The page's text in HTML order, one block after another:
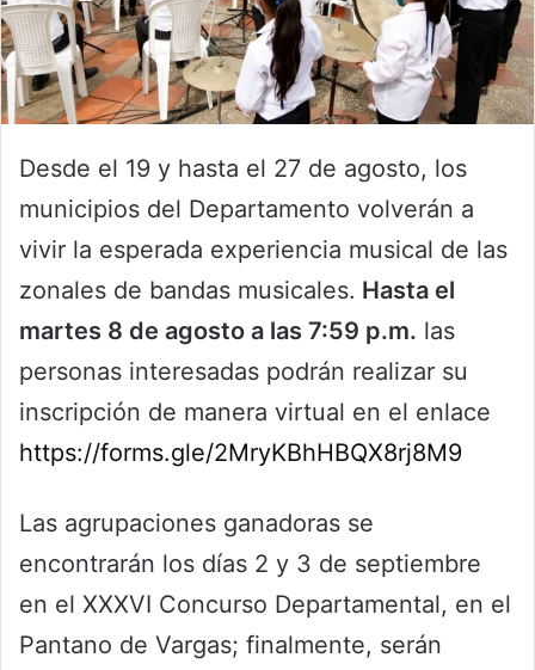
Desde el 19 y hasta el 27 de agosto, los
municipios del Departamento volverán a
vivir la esperada experiencia musical de las
zonales de bandas musicales. Hasta el
martes 8 de agosto a las 7:59 p.m. las
personas interesadas podrán realizar su
inscripción de manera virtual en el enlace
https://forms.gle/2MryKBhHBQX8rj8M9
Las agrupaciones ganadoras se
encontrarán los días 2 y 3 de septiembre
en el XXXVI Concurso Departamental, en el
Pantano de Vargas; finalmente, serán